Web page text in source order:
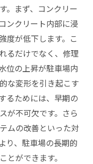
。まず、コンクリー
ンクリート内部に浸
度が低下します。こ
るだけでなく、修理
位の上昇が駐車場内
な変形を引き起こす
るためには、早期の
が不可欠です。さら
ムの改善といった対
り、駐車場の長期的
とができます。